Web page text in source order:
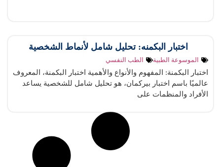
اختبار البكمنه: تحليل شامل لأنماط الشخصية
الموسوعة الطبية الطب النفسي
اختبار البكمنة: المفهوم والأنواع والأهمية اختبار البكمنة، المعروف
عالميًا باسم اختبار بيركمان، هو تحليل شامل للشخصية يساعد
الأفراد والمنظمات على